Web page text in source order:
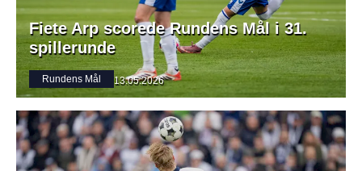
Fiete Arp scorede Rundens Mål i 31.
spillerunde
Rundens Mål 13.05.2026